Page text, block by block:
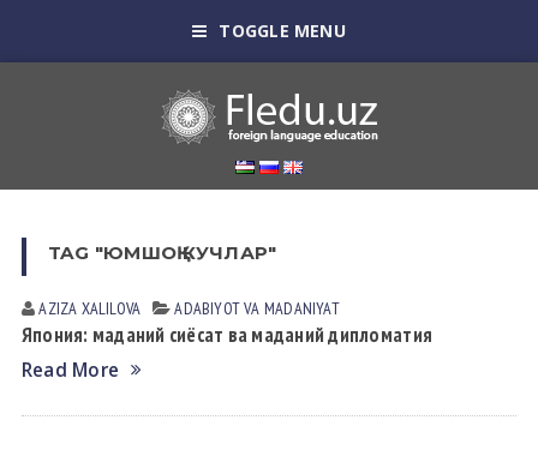
TOGGLE MENU
TAG "ЮМШОҚ КУЧЛАР"
AZIZA XALILOVA АDАBIYOT VА MАDАNIYAT
Япония: маданий сиёсат ва маданий дипломатия
Read More